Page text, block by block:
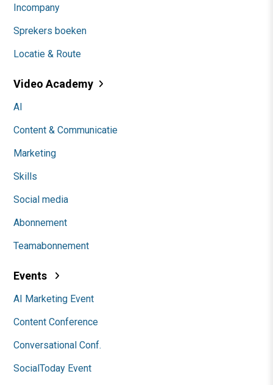
Incompany
Sprekers boeken
Locatie & Route
Video Academy
AI
Content & Communicatie
Marketing
Skills
Social media
Abonnement
Teamabonnement
Events
AI Marketing Event
Content Conference
Conversational Conf.
SocialToday Event